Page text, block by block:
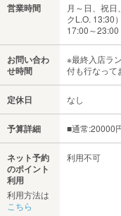
営業時間
月～日、祝
クL.O. 13:30）
17:00～23:00
お問い合わ
せ時間
※最終入店ラ
付も行なって
定休日 なし
予算詳細 ■通常:20000
ネット予約
のポイント
利用
利用方法は
こちら
利用不可